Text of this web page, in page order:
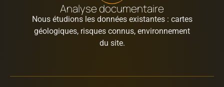
Analyse documentaire
Nous étudions les données existantes : cartes
géologiques, risques connus, environnement
du site.